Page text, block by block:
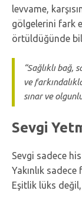
levvame,
gölgelerini fark
örtüldüğünde
“Sağlıklı bağ,
ve
sınar ve
Sevgi
Sevgi sadece
Yakınlık
Eşitlik lüks değil,